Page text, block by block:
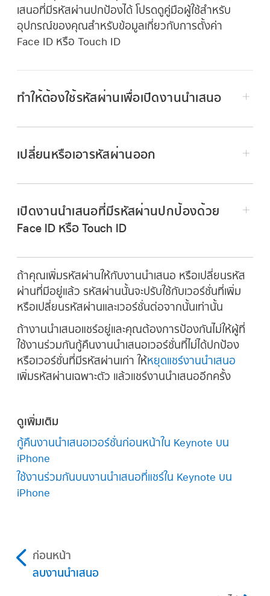
เสนอที่มีรหัสผ่านปกป้องได้ โปรดดูคู่มือผู้ใช้สำหรับ
อุปกรณ์ของคุณสำหรับข้อมูลเกี่ยวกับการตั้งค่า
Face ID หรือ Touch ID
ทำให้ต้องใช้รหัสผ่านเพื่อเปิดงานนำเสนอ
เปิดงานนำเสนอ
ตั้งรหัสผ่าน
ป้อนข้อมูลที่ร้องขอ จากนั้นแตะ เสร็จ
หมายเหตุ:
เปลี่ยนหรือเอารหัสผ่านออก
เปิดงานนำเสนอที่มีรหัสผ่านปกป้อง จากนั้นปฏิบัติ
ตามวิธีใดวิธีหนึ่งต่อไปนี้:
ข้อมูลที่ร้องขอ จากนั้นแตะ เสร็จสิ้น
งานนำเสนอสามารถมีรหัสผ่านได้เพียงรหัส
งานนำเสนอ รหัสผ่านนั้นจะกลายเป็นรหัสผ่าน
เฉพาะของงานนำเสนอนั้น
เอารหัสผ่านออก:แตะ
แล้วแตะ ตัวเลือกงาน
เสร็จสิ้น
เปิดงานนำเสนอที่มีรหัสผ่านปกป้องด้วย
Face ID หรือ Touch ID
ปฏิบัติตามวิธีใดวิธีหนึ่งต่อไปนี้:
เปิดด้วย Face ID:แตะที่งานนำเสนอ (ถ้าคุณ
เห็นข้อความถามว่าคุณต้องการอนุญาตให้
Pages ใช้ Face ID หรือไม่ ให้แตะ ตกลง) จาก
นั้นดูผ่านๆ ที่อุปกรณ์ของคุณ
คุณสามารถเปิดใช้หรือปิดใช้ Face ID สำหรับ
เปิดใช้ Keynote
นิ้วของคุณลงบน Touch ID
ถ้าคุณเพิ่มรหัสผ่านให้กับงานนำเสนอ หรือเปลี่ยนรหัส
ผ่านที่มีอยู่แล้ว รหัสผ่านนั้นจะปรับใช้กับเวอร์ชั่นที่เพิ่ม
หรือเปลี่ยนรหัสผ่านและเวอร์ชั่นต่อจากนั้นเท่านั้น
ถ้างานนำเสนอแชร์อยู่และคุณต้องการป้องกันไม่ให้ผู้ที่
ใช้งานร่วมกันกู้คืนงานนำเสนอเวอร์ชั่นที่ไม่ได้ปกป้อง
หรือเวอร์ชั่นที่มีรหัสผ่านเก่า ให้หยุดแชร์งานนำเสนอ
เพิ่มรหัสผ่านเฉพาะตัว แล้วแชร์งานนำเสนออีกครั้ง
ดูเพิ่มเติม
กู้คืนงานนำเสนอเวอร์ชั่นก่อนหน้าใน Keynote บน
iPhone
ใช้งานร่วมกันบนงานนำเสนอที่แชร์ใน Keynote บน
iPhone
ก่อนหน้า
ลบงานนำเสนอ